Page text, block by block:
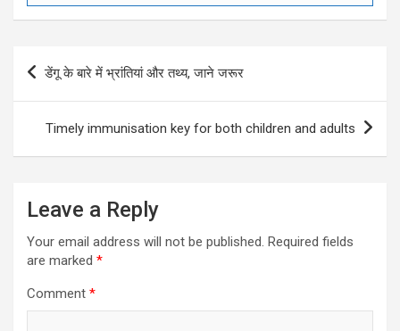
Post
navigation
डेंगू के बारे में भ्रांतियां और तथ्य, जाने जरूर
Timely immunisation key for both children and adults
Leave a Reply
Your email address will not be published. Required fields
are marked *
Comment *